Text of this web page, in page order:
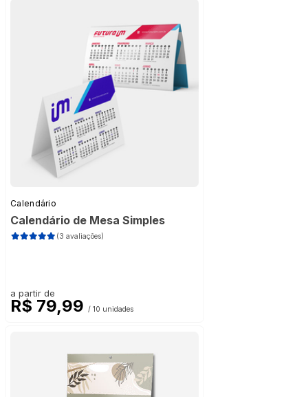
Calendário
Calendário de Mesa Simples
(3 avaliações)
a partir de
R$ 79,99 / 10 unidades